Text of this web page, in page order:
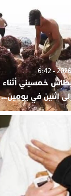
خمسيني
اثنين في يومين…